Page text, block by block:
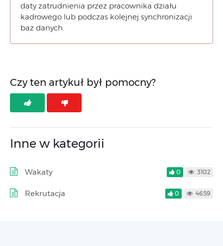
daty zatrudnienia przez pracownika działu
kadrowego lub podczas kolejnej synchronizacji
baz danych.
Czy ten artykuł był pomocny?
Inne w kategorii
Wakaty 0 3102
Rekrutacja 0 4659